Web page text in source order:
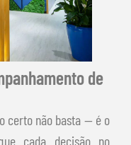
de
certo não basta — é o
cada decisão no